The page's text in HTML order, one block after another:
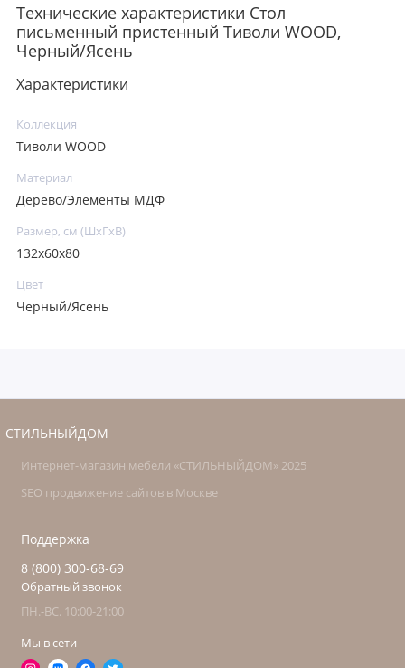
Технические характеристики Стол
письменный пристенный Тиволи WOOD,
Черный/Ясень
Характеристики
Коллекция
Тиволи WOOD
Материал
Дерево/Элементы МДФ
Размер, см (ШхГхВ)
132x60x80
Цвет
Черный/Ясень
СТИЛЬНЫЙДОМ
Интернет-магазин мебели «СТИЛЬНЫЙДОМ» 2025
SEO продвижение сайтов в Москве
Поддержка
8 (800) 300-68-69
Обратный звонок
ПН.-ВС. 10:00-21:00
Мы в сети